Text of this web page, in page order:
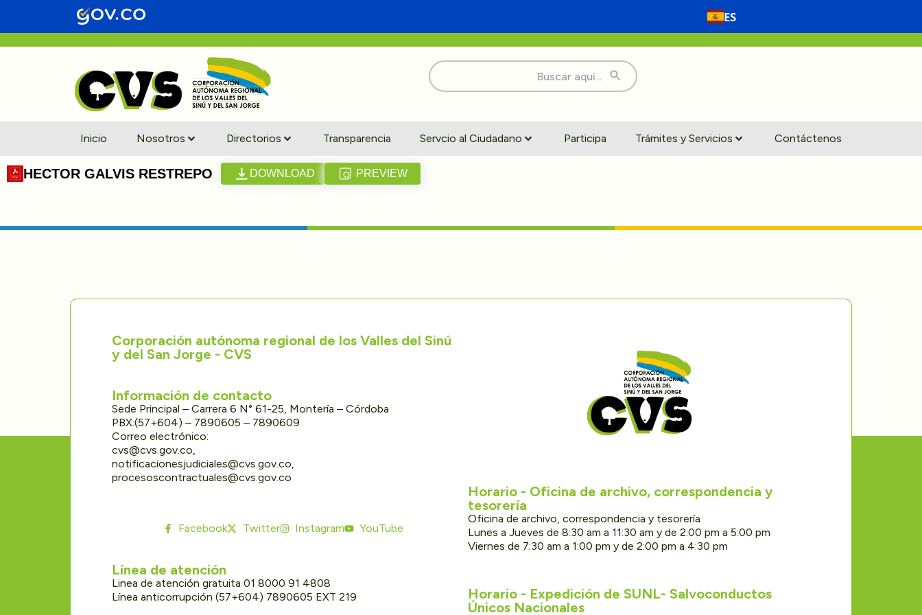
ES
Buscar:
Inicio Nosotros Directorios Transparencia Servcio al Ciudadano Participa Trámites y Servicios Contáctenos
HECTOR GALVIS RESTREPO DOWNLOAD PREVIEW
Corporación autónoma regional de los Valles del Sinú
y del San Jorge - CVS
Información de contacto
Sede Principal – Carrera 6 N° 61-25, Montería – Córdoba
PBX:(57+604) – 7890605 – 7890609
Correo electrónico:
cvs@cvs.gov.co,
notificacionesjudiciales@cvs.gov.co,
procesoscontractuales@cvs.gov.co
Facebook Twitter Instagram YouTube
Línea de atención
Linea de atención gratuita 01 8000 91 4808
Línea anticorrupción (57+604) 7890605 EXT 219
Horario - Oficina de archivo, correspondencia y
tesorería
Oficina de archivo, correspondencia y tesorería
Lunes a Jueves de 8:30 am a 11:30 am y de 2:00 pm a 5:00 pm
Viernes de 7:30 am a 1:00 pm y de 2:00 pm a 4:30 pm
Horario - Expedición de SUNL- Salvoconductos
Únicos Nacionales